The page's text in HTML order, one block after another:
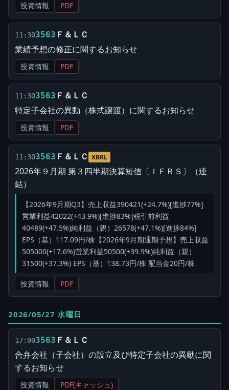
投資情報 PDF
11:303563 Ｆ＆ＬＣ
業績予想の修正に関するお知らせ
投資情報 PDF
11:303563 Ｆ＆ＬＣ
特定子会社の異動（株式譲渡）に関するお知らせ
投資情報 PDF
11:303563 Ｆ＆ＬＣ XBRL
2026年９月期 第３四半期決算短信〔ＩＦＲＳ〕（連
結）
【2026年9月期Q3】売上収益390421(+24.7%)[進捗77%]
営業利益42022(+43.9%)[進捗83%]税引前利益
40489(+47.5%)純利益（親）26578(+47.1%)[進捗84%]
EPS（基）117.09円/株【2026年9月期通期予想】売上収益
505000(+17.6%)営業利益50500(+39.9%)純利益（親）
31500(+37.3%) EPS（基）138.73円/株 配当金20円/株
投資情報 PDF
2026/05/27 水曜日
17:003563 Ｆ＆ＬＣ
合弁会社（子会社）の設立及び特定子会社の異動に関
するお知らせ
投資情報 PDF(キャッシュ)